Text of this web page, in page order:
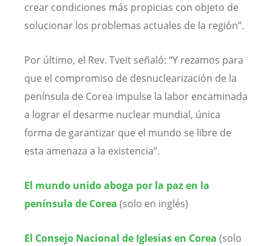
crear condiciones más propicias con objeto de
solucionar los problemas actuales de la región”.
Por último, el Rev. Tveit señaló: “Y rezamos para
que el compromiso de desnuclearización de la
península de Corea impulse la labor encaminada
a lograr el desarme nuclear mundial, única
forma de garantizar que el mundo se libre de
esta amenaza a la existencia”.
El mundo unido aboga por la paz en la
península de Corea (solo en inglés)
El Consejo Nacional de Iglesias en Corea (solo